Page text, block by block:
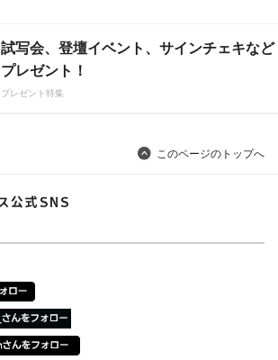
試写会、登壇イベント、サインチェキなど
プレゼント！
プレゼント特集
このページのトップへ